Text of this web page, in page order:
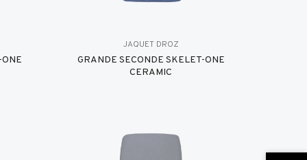
JAQUET DROZ
GRANDE SECONDE SKELET-ONE
CERAMIC